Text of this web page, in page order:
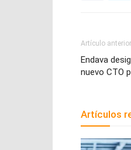
Artículo anterior
Endava
nuevo CTO
Artículos